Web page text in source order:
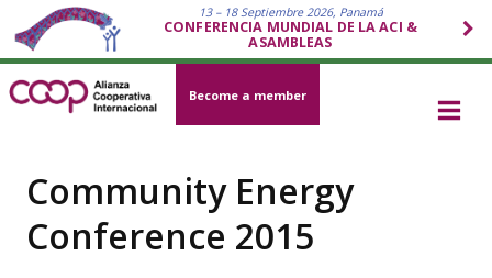
13 – 18 Septiembre 2026, Panamá
CONFERENCIA MUNDIAL DE LA ACI &
ASAMBLEAS
Become a member
Community Energy
Conference 2015